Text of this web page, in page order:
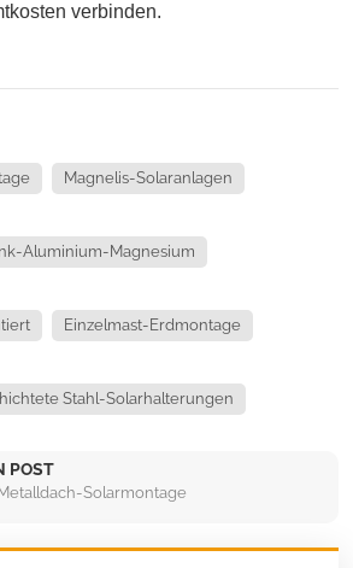
verbinden.
Magnelis-Solaranlagen
Aluminium-Magnesium
Einzelmast-Erdmontage
Stahl-Solarhalterungen
POST
Solarmontage